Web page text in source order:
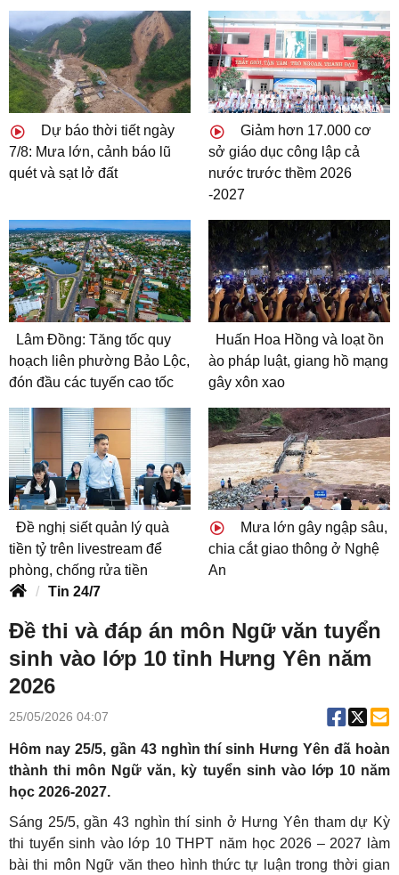
Dự báo thời tiết ngày
7/8: Mưa lớn, cảnh báo lũ
quét và sạt lở đất
Giảm hơn 17.000 cơ
sở giáo dục công lập cả
nước trước thềm 2026
-2027
Lâm Đồng: Tăng tốc quy
hoạch liên phường Bảo Lộc,
đón đầu các tuyến cao tốc
Huấn Hoa Hồng và loạt ồn
ào pháp luật, giang hồ mạng
gây xôn xao
Đề nghị siết quản lý quà
tiền tỷ trên livestream để
phòng, chống rửa tiền
Mưa lớn gây ngập sâu,
chia cắt giao thông ở Nghệ
An
Tin 24/7
Đề thi và đáp án môn Ngữ văn tuyển
sinh vào lớp 10 tỉnh Hưng Yên năm
2026
25/05/2026 04:07
Hôm nay 25/5, gần 43 nghìn thí sinh Hưng Yên đã hoàn
thành thi môn Ngữ văn, kỳ tuyển sinh vào lớp 10 năm
học 2026-2027.
Sáng 25/5, gần 43 nghìn thí sinh ở Hưng Yên tham dự Kỳ
thi tuyển sinh vào lớp 10 THPT năm học 2026 – 2027 làm
bài thi môn Ngữ văn theo hình thức tự luận trong thời gian